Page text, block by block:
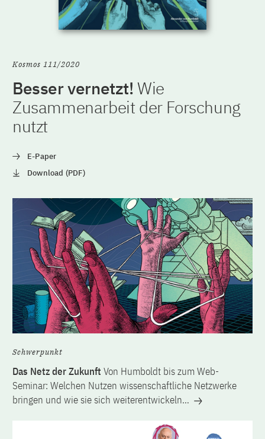
Kosmos 111/2020
Besser vernetzt!Wie
Zusammenarbeit der Forschung
nutzt
E-Paper
Download (PDF)
Schwerpunkt
Das Netz der Zukunft Von Humboldt bis zum Web-
Seminar: Welchen Nutzen wissenschaftliche Netzwerke
bringen und wie sie sich weiterentwickeln…